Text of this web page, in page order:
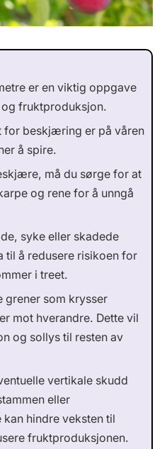
er en viktig oppgave
fruktproduksjon.
for beskjæring er på våren
å spire.
må du sørge for at
og rene for å unngå
syke eller skadede
til å redusere risikoen for
i treet.
grener som krysser
mot hverandre. Dette vil
og sollys til resten av
vertikale skudd
eller
kan hindre veksten til
fruktproduksjonen.